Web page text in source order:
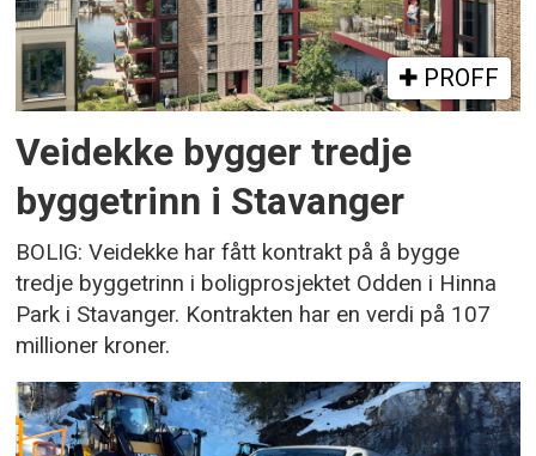
PROFF
Veidekke bygger tredje
byggetrinn i Stavanger
BOLIG: Veidekke har fått kontrakt på å bygge
tredje byggetrinn i boligprosjektet Odden i Hinna
Park i Stavanger. Kontrakten har en verdi på 107
millioner kroner.